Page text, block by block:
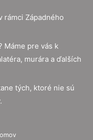
rámci Západného
Máme pre vás k
murára a ďalších
tých, ktoré nie sú